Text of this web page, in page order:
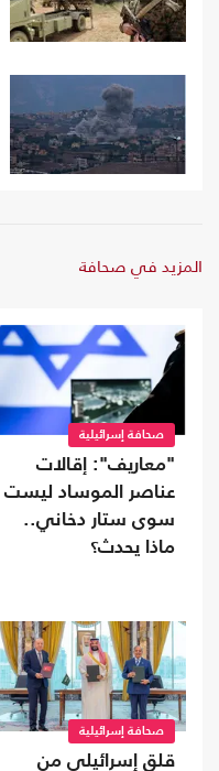
المزيد في صحافة
صحافة إسرائيلية
"معاريف": إقالات
عناصر الموساد ليست
سوى ستار دخاني..
ماذا يحدث؟
صحافة إسرائيلية
قلق إسرائيلي من